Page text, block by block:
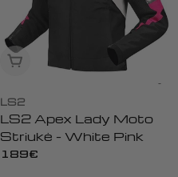
Išparduota
LS2
LS2 Apex Lady Moto
Striukė - White Pink
Įprasta
189€